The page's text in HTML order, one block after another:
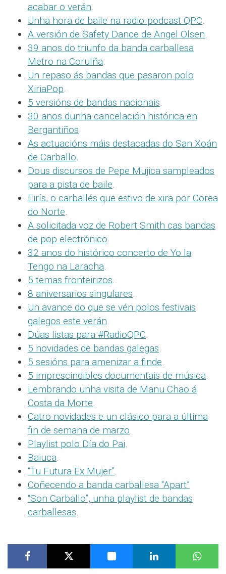
acabar o verán.
Unha hora de baile na radio-podcast QPC.
A versión de Safety Dance de Angel Olsen.
39 anos do triunfo da banda carballesa
Metro na Corulña.
Un repaso ás bandas que pasaron polo
XiriaPop.
5 versións de bandas nacionais.
30 anos dunha cancelación histórica en
Bergantiños.
As actuacións máis destacadas do San Xoán
de Carballo.
Dous discursos de Pepe Mujica sampleados
para a pista de baile.
Eirís, o carballés que estivo de xira por Corea
do Norte.
A solicitada voz de Robert Smith cas bandas
de pop electrónico.
32 anos do histórico concerto de Yo la
Tengo na Laracha.
5 temas fronteirizos.
8 aniversarios singulares.
Un avance do que se vén polos festivais
galegos este verán.
Dúas listas para #RadioQPC.
5 novidades de bandas galegas.
5 sesións para amenizar a finde.
5 imprescindibles documentais de música.
Lembrando unha visita de Manu Chao á
Costa da Morte.
Catro novidades e un clásico para a última
fin de semana de marzo.
Playlist polo Día do Pai.
Baiuca.
“Tu Futura Ex Mujer”.
Coñecendo a banda carballesa "Apart”
“Son Carballo”, unha playlist de bandas
carballesas.